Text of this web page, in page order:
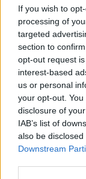
If you wish to
processing of
targeted
section to
opt-out request
interest-based
us or personal
your opt-out.
disclosure of
IAB’s list of
also be
Downstream
Polska Europa
Dokąd
Marka
Niepodlegli